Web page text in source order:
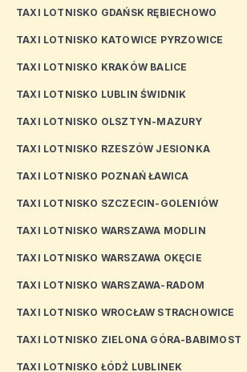
TAXI LOTNISKO GDAŃSK RĘBIECHOWO
TAXI LOTNISKO KATOWICE PYRZOWICE
TAXI LOTNISKO KRAKÓW BALICE
TAXI LOTNISKO LUBLIN ŚWIDNIK
TAXI LOTNISKO OLSZTYN-MAZURY
TAXI LOTNISKO RZESZÓW JESIONKA
TAXI LOTNISKO POZNAŃ ŁAWICA
TAXI LOTNISKO SZCZECIN-GOLENIÓW
TAXI LOTNISKO WARSZAWA MODLIN
TAXI LOTNISKO WARSZAWA OKĘCIE
TAXI LOTNISKO WARSZAWA-RADOM
TAXI LOTNISKO WROCŁAW STRACHOWICE
TAXI LOTNISKO ZIELONA GÓRA-BABIMOST
TAXI LOTNISKO ŁÓDŹ LUBLINEK